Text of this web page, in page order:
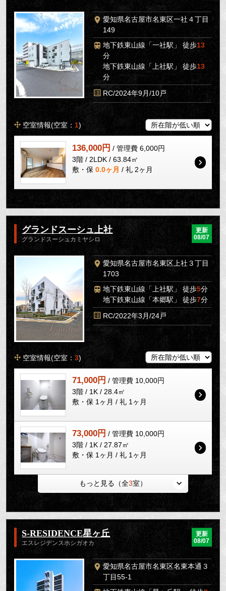
愛知県名古屋市名東区一社４丁目
149
地下鉄東山線「一社駅」 徒歩13
分
地下鉄東山線「上社駅」 徒歩13
分
RC/2024年9月/10戸
空室情報(空室：1)
136,000円 / 管理費 6,000円
3階 / 2LDK / 63.84㎡
敷・保 0.0ヶ月 / 礼 2ヶ月
グランドスーシュ上社
グランドスーシュカミヤシロ
更新
08/07
愛知県名古屋市名東区上社３丁目
1703
地下鉄東山線「上社駅」 徒歩5分
地下鉄東山線「本郷駅」 徒歩7分
RC/2022年3月/24戸
空室情報(空室：3)
71,000円 / 管理費 10,000円
3階 / 1K / 28.4㎡
敷・保 1ヶ月 / 礼 1ヶ月
73,000円 / 管理費 10,000円
3階 / 1K / 27.87㎡
敷・保 1ヶ月 / 礼 1ヶ月
もっと見る（全3室）
S-RESIDENCE星ヶ丘
エスレジデンスホシガオカ
更新
08/07
愛知県名古屋市名東区名東本通３
丁目55-1